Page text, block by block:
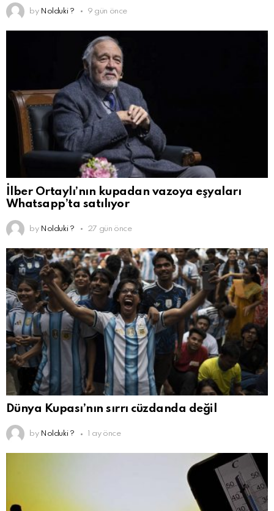
by Nolduki ? 9 gün önce
İlber Ortaylı’nın kupadan vazoya eşyaları
Whatsapp’ta satılıyor
by Nolduki ? 27 gün önce
Dünya Kupası’nın sırrı cüzdanda değil
by Nolduki ? 1 ay önce